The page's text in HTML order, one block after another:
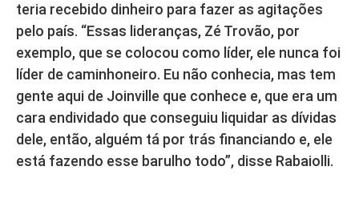
teria recebido dinheiro para fazer as agitações
pelo país. “Essas lideranças, Zé Trovão, por
exemplo, que se colocou como líder, ele nunca foi
líder de caminhoneiro. Eu não conhecia, mas tem
gente aqui de Joinville que conhece e, que era um
cara endividado que conseguiu liquidar as dívidas
dele, então, alguém tá por trás financiando e, ele
está fazendo esse barulho todo”, disse Rabaiolli.